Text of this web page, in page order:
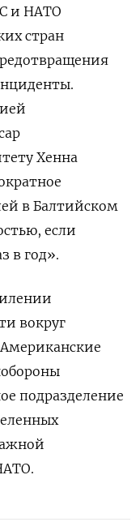
и НАТО
стран
Хенна
в Балтийском
если
в год».
вокруг
подразделение